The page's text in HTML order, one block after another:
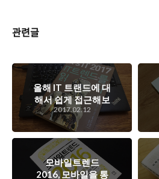
관련글
올해 IT 트랜드에 대
해서 쉽게 접근해보
려면? 'IT 트랜드를
읽다'를 통해 가볍
게 먼저 살펴보는 것
도 좋을 듯..
2017.02.12
모바일트렌드
2016, 모바일을 통